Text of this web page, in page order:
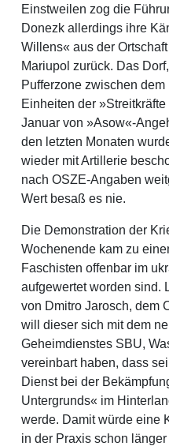
Einstweilen zog die
Donezk allerdings ihre
Willens« aus der
Mariupol zurück. Das
Pufferzone zwischen
Einheiten der
Januar von »Asow«-
den letzten Monaten
wieder mit Artillerie
nach OSZE-Angaben
Wert besaß es nie.
Die Demonstration der
Wochenende kam zu
Faschisten offenbar im
aufgewertet worden sind.
von Dmitro Jarosch, dem
will dieser sich mit dem
Geheimdienstes SBU,
vereinbart haben, dass
Dienst bei der
Untergrunds« im
werde. Damit würde eine
in der Praxis schon